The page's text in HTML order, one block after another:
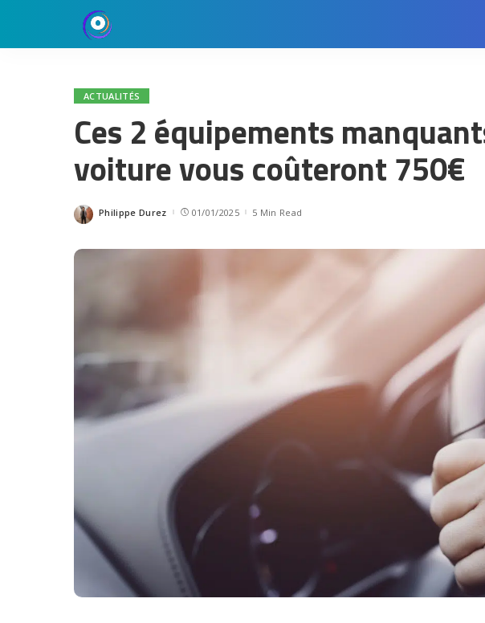
ACTUALITÉS
Ces 2 équipements
voiture vous coûteront 750€
Posted
Philippe Durez 01/01/2025 5 Min Read